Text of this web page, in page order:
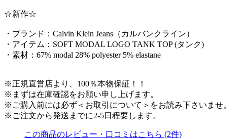
☆新作☆
・ブランド：Calvin Klein Jeans（カルバンクライン）
・アイテム：SOFT MODAL LOGO TANK TOP (タンク)
・素材：67% modal 28% polyester 5% elastane
※正規直営店より、100％本物保証！！
※まずは在庫確認をお願い申し上げます。
※ご購入前には必ず＜お取引について＞をお読み下さいませ。
※ご注文から発送までに2-5日程要します。
この商品のレビュー・口コミはこちら (2件)